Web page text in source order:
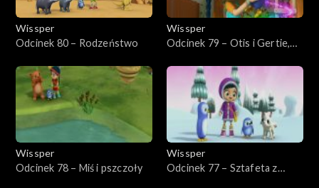
Wissper
Odcinek 80 – Rodzeństwo
Wissper
Odcinek 79 – Otis i Gertie,
Wissper
Odcinek 78 – Miś i pszczoły
Wissper
Odcinek 77 – Sztafeta z